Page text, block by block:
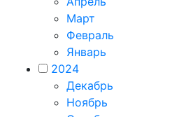
Март
Февраль
Январь
2024
Декабрь
Ноябрь